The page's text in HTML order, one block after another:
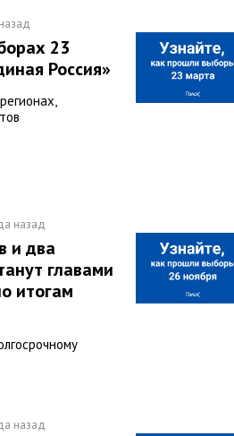
23
Россия»
назад
и два
главами
итогам
назад